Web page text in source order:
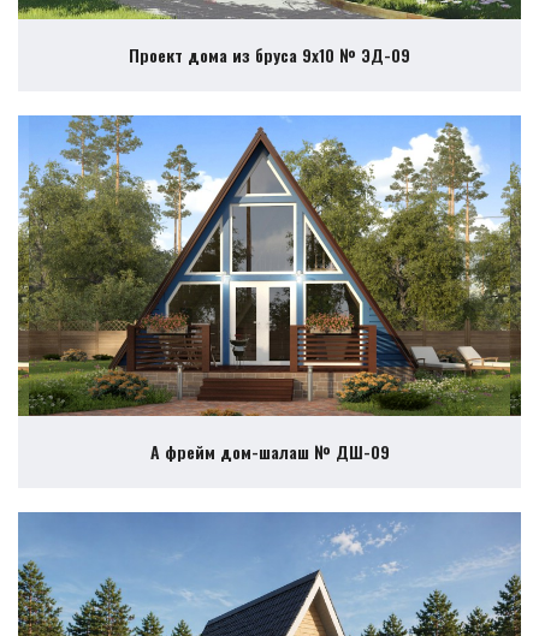
Проект дома из бруса 9х10 № ЭД-09
А фрейм дом-шалаш № ДШ-09